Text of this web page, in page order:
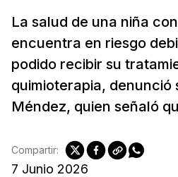
La salud de una niña
encuentra en riesgo
podido recibir su
quimioterapia, denunció
Méndez, quien señaló
7 Junio 2026
Compartir: